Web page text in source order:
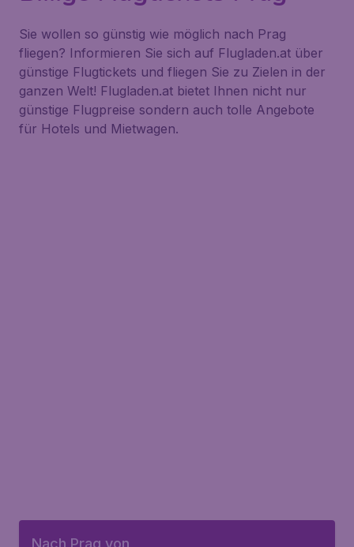
Sie wollen so günstig wie möglich nach Prag
fliegen? Informieren Sie sich auf Flugladen.at über
günstige Flugtickets und fliegen Sie zu Zielen in der
ganzen Welt! Flugladen.at bietet Ihnen nicht nur
günstige Flugpreise sondern auch tolle Angebote
für Hotels und Mietwagen.
Nach Prag von